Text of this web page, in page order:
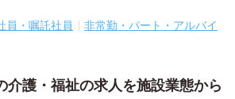
員・嘱託社員
非常勤・パート・アルバイ
介護・福祉の求人を施設業態から